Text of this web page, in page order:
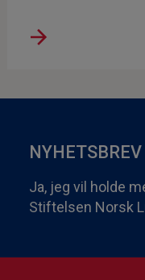
NYHETSBREV
Ja, jeg vil holde
Stiftelsen Norsk